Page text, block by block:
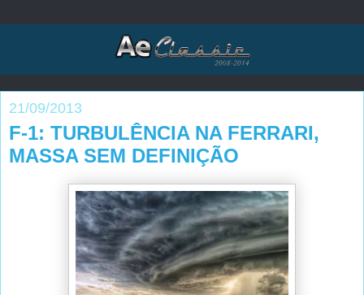
21/09/2013
F-1: TURBULÊNCIA NA FERRARI,
MASSA SEM DEFINIÇÃO